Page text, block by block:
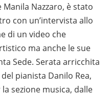
Nazzaro, è stato
con un’intervista allo
di un video che
ma anche le sue
Sede. Serata arricchita
pianista Danilo Rea,
sezione musica, dalle